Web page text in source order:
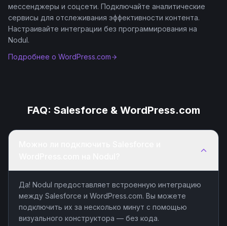
мессенджеры и соцсети. Подключайте аналитические
сервисы для отслеживания эффективности контента.
Настраивайте интеграции без программирования на
Nodul.
Подробнее о WordPress.com
FAQ: Salesforce & WordPress.com
Да! Nodul предоставляет встроенную интеграцию
между Salesforce и WordPress.com. Вы можете
подключить их за несколько минут с помощью
визуального конструктора — без кода.